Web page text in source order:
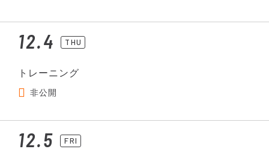
12.4 THU
トレーニング
非公開
12.5 FRI